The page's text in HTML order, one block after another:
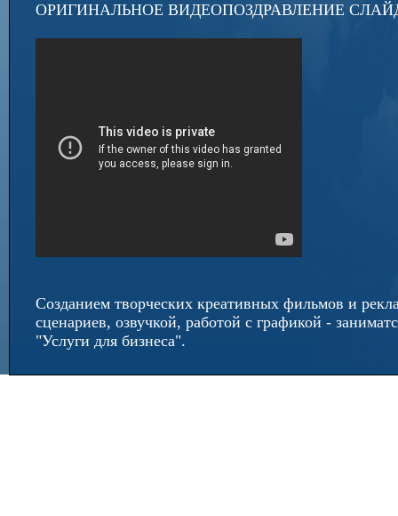
ОРИГИНАЛЬНОЕ ВИДЕОПОЗДРАВЛЕНИЕ СЛАЙД
Созданием творческих креативных фильмов и
сценариев, озвучкой, работой с графикой -
"Услуги для бизнеса".